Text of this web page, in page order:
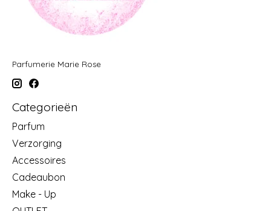
Parfumerie Marie Rose
Categorieën
Parfum
Verzorging
Accessoires
Cadeaubon
Make - Up